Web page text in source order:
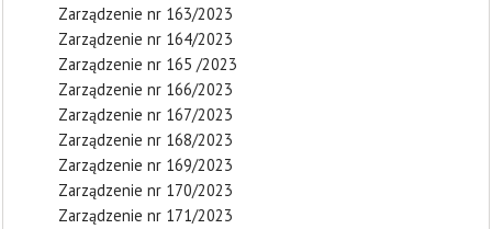
Zarządzenie nr 163/2023
Zarządzenie nr 164/2023
Zarządzenie nr 165 /2023
Zarządzenie nr 166/2023
Zarządzenie nr 167/2023
Zarządzenie nr 168/2023
Zarządzenie nr 169/2023
Zarządzenie nr 170/2023
Zarządzenie nr 171/2023